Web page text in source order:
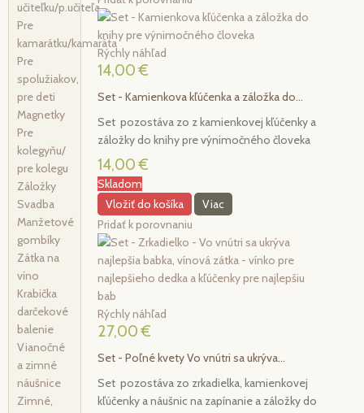
učiteľku/p.učiteľa
Pre
kamarátku/kamaráta
Pre
spolužiakov,
pre deti
Magnetky
Pre
kolegyňu/
pre kolegu
Záložky
Svadba
Manžetové
gombíky
Zátka na
víno
Krabička
darčekové
balenie
Vianočné
a zimné
náušnice
Zimné,
Rýchly náhľad
14,00 €
Set - Kamienkova kľúčenka a záložka do...
Set pozostáva zo z kamienkovej kľúčenky a
záložky do knihy pre výnimočného človeka
14,00 €
Skladom
Vložiť do košíka
Viac
Pridať k porovnaniu
Rýchly náhľad
27,00 €
Set - Poľné kvety Vo vnútri sa ukrýva...
Set pozostáva zo zrkadielka, kamienkovej
kľúčenky a náušnic na zapínanie a záložky do